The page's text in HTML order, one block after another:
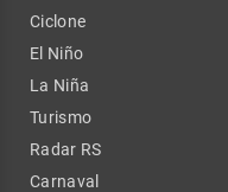
Ciclone
El Niño
La Niña
Turismo
Radar RS
Carnaval